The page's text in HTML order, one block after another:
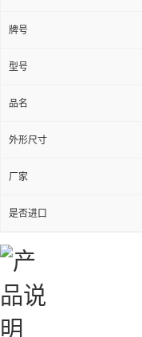
牌号
型号
品名
外形尺寸
厂家
是否进口